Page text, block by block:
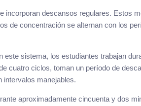
incorporan descansos regulares. Estos
de concentración se alternan con los
sistema, los estudiantes trabajan
cuatro ciclos, toman un período de
intervalos manejables.
aproximadamente cincuenta y dos